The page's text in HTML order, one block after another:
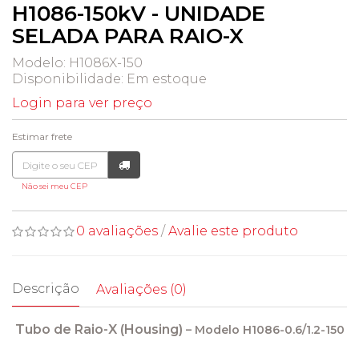
H1086-150kV - UNIDADE
SELADA PARA RAIO-X
Modelo: H1086X-150
Disponibilidade: Em estoque
Login para ver preço
Estimar frete
Não sei meu CEP
0 avaliações / Avalie este produto
Descrição Avaliações (0)
Tubo de Raio-X (Housing) – Modelo H1086-0.6/1.2-150